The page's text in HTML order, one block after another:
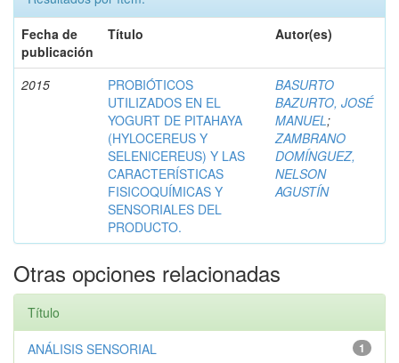
Fecha de
publicación
Título Autor(es)
2015
PROBIÓTICOS
UTILIZADOS EN EL
YOGURT DE PITAHAYA
(HYLOCEREUS Y
SELENICEREUS) Y LAS
CARACTERÍSTICAS
FISICOQUÍMICAS Y
SENSORIALES DEL
PRODUCTO.
BASURTO
BAZURTO, JOSÉ
MANUEL;
ZAMBRANO
DOMÍNGUEZ,
NELSON
AGUSTÍN
Otras opciones relacionadas
Título
1
ANÁLISIS SENSORIAL